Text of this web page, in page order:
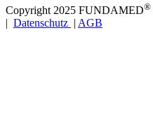
Copyright 2025 FUNDAMED®
| Datenschutz | AGB